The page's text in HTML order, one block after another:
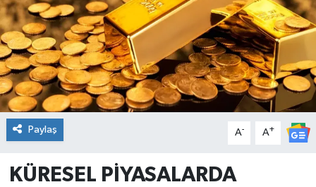
Paylaş A- A+
KÜRESEL PİYASALARDA
EĞİTİM
EKONOMİ
Erdek
Gömeç